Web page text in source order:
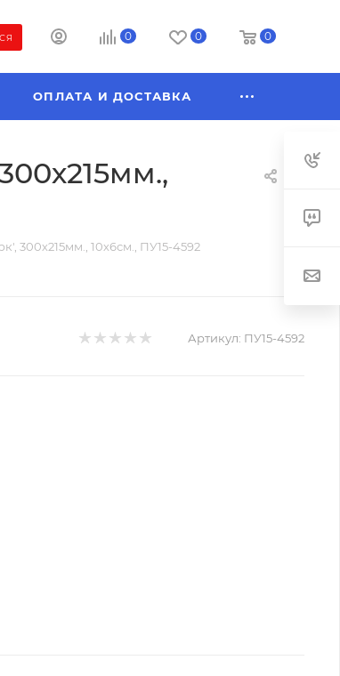
0 0 0
ОПЛАТА И ДОСТАВКА
300х215мм., 10х6см., ПУ15-4592
Артикул: ПУ15-4592